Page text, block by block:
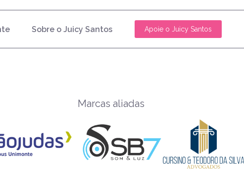
Sobre o Juicy Santos Apoie o Juicy Santos
Marcas aliadas